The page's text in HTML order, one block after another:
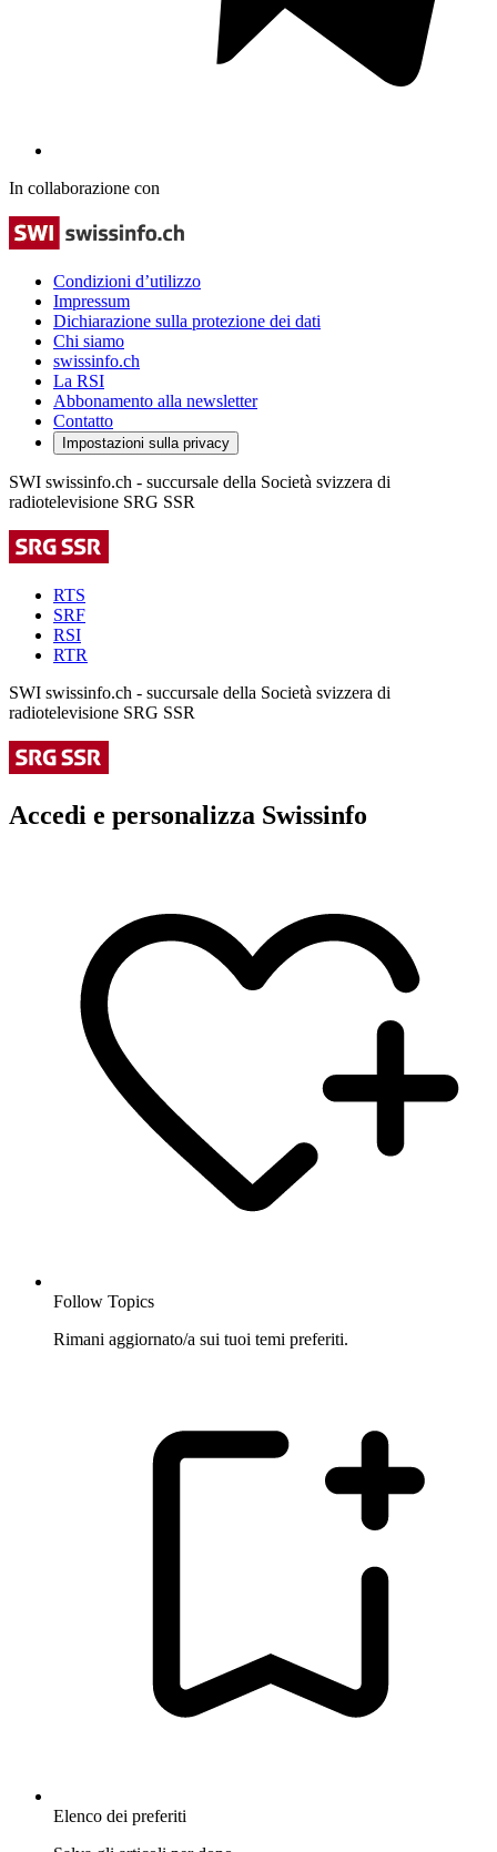
In collaborazione con
Condizioni d’utilizzo
Impressum
Dichiarazione sulla protezione dei dati
Chi siamo
swissinfo.ch
La RSI
Abbonamento alla newsletter
Contatto
Impostazioni sulla privacy
SWI swissinfo.ch - succursale della Società svizzera di
radiotelevisione SRG SSR
RTS
SRF
RSI
RTR
SWI swissinfo.ch - succursale della Società svizzera di
radiotelevisione SRG SSR
Accedi e personalizza Swissinfo
Follow Topics
Rimani aggiornato/a sui tuoi temi preferiti.
Elenco dei preferiti